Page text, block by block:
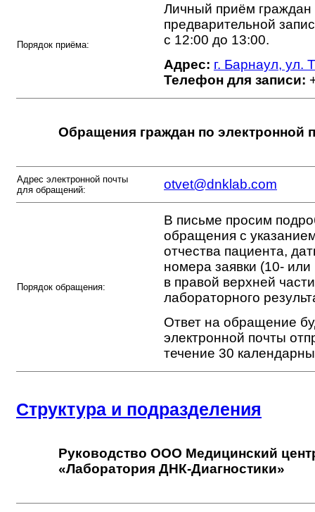
Порядок приёма:
Личный приём граждан
предварительной
с 12:00 до 13:00.
Адрес: г. Барнаул, ул.
Телефон для записи:
Обращения граждан по электронной
Адрес электронной почты
для обращений:
otvet@dnklab.com
Порядок обращения:
В письме просим
обращения с
отчества пациента,
номера заявки (10-
в правой верхней
лабораторного
Ответ на обращение
электронной почты
течение 30
Структура и подразделения
Руководство ООО Медицинский
«Лаборатория ДНК-Диагностики»